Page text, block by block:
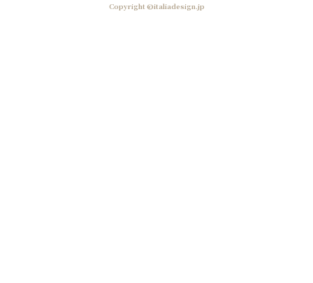
Copyright ©italiadesign.jp